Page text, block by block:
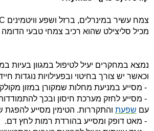
צמח עשיר במינרלים, ברזל ושפע וויטמינים
מכיל סליצילט שהוא רכיב צמחי טבעי הדומה
נמצא במחקרים יעיל לטיפול במגוון בעיות
וכאשר יש צורך בחיטוי ובפעילויות נוגדות
- מסייע במניעת מחלות שמקורן במזון
- מסייע לחזק מערכת חיסון ובכך
עם שפעת והתקררות. הטימין מסייע להפגת
- מאט דופק ומסייע בהורדת רמות לחץ דם.